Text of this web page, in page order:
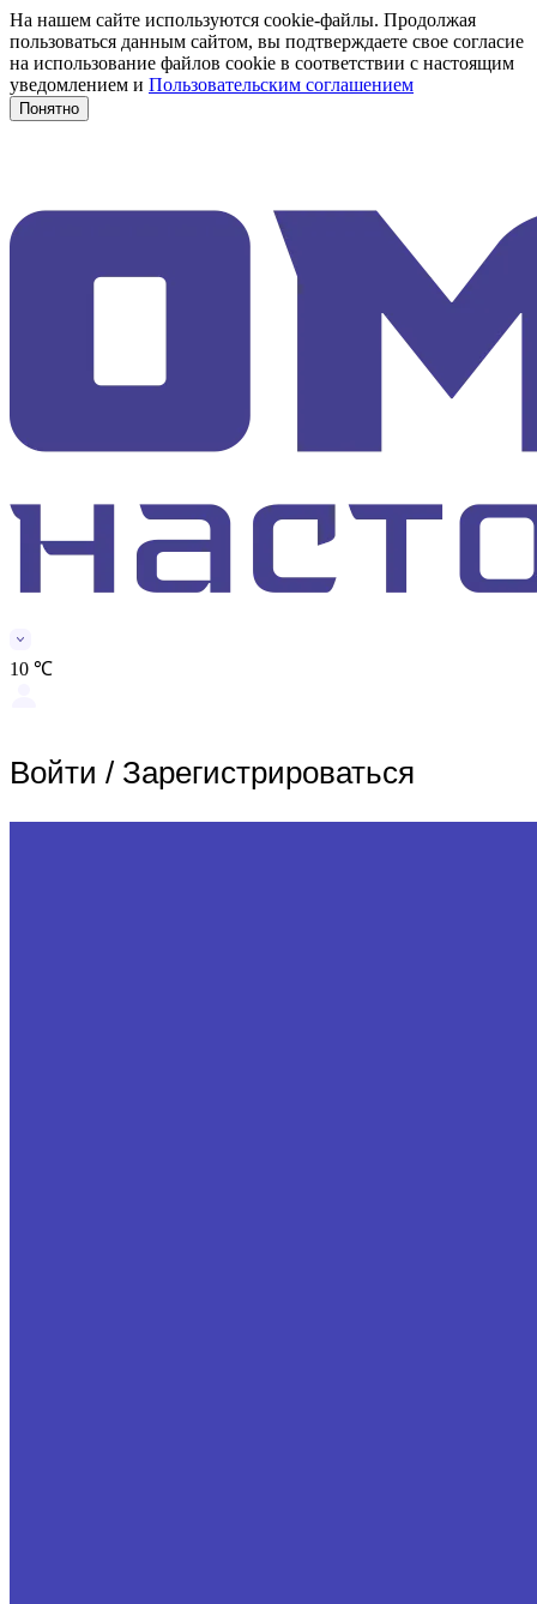
На нашем сайте используются cookie-файлы. Продолжая
пользоваться данным сайтом, вы подтверждаете свое согласие
на использование файлов cookie в соответствии с настоящим
уведомлением и Пользовательским соглашением
Понятно
10 ℃
Войти / Зарегистрироваться